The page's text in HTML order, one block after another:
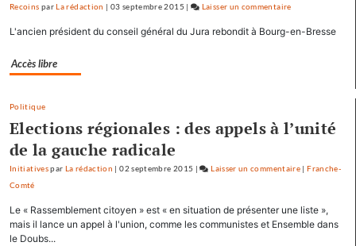
Recoins parLa rédaction | 03 septembre 2015 | Laisser un commentaire
L'ancien président du conseil général du Jura rebondit à Bourg-en-Bresse
Accès libre
Politique
Elections régionales : des appels à l’unité
de la gauche radicale
Initiativespar La rédaction |02 septembre 2015 | Laisser un commentaire on
|Franche-
Comté
Le « Rassemblement citoyen » est « en situation de présenter une liste »,
mais il lance un appel à l'union, comme les communistes et Ensemble dans
le Doubs...